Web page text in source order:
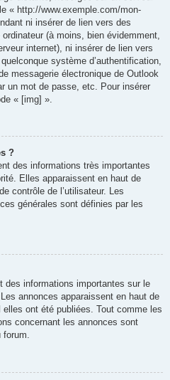
« http://www.exemple.com/mon-
ni insérer de lien vers des
(à moins, bien évidemment,
internet), ni insérer de lien vers
système d’authentification,
messagerie électronique de Outlook
un mot de passe, etc. Pour insérer
« [img] ».
?
des informations très importantes
Elles apparaissent en haut de
contrôle de l’utilisateur. Les
générales sont définies par les
des informations importantes sur le
annonces apparaissent en haut de
ont été publiées. Tout comme les
concernant les annonces sont
forum.